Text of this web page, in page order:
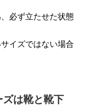
必ず立たせた状態
イズではない場合
は靴と靴下